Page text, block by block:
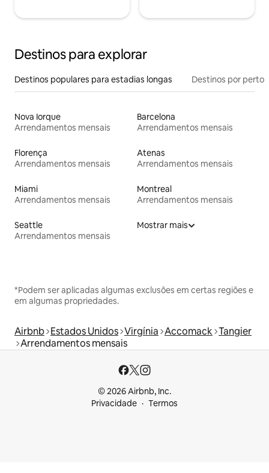
Destinos para explorar
Destinos populares para estadias longas Destinos por perto
Nova Iorque
Arrendamentos mensais
Barcelona
Arrendamentos mensais
Florença
Arrendamentos mensais
Atenas
Arrendamentos mensais
Miami
Arrendamentos mensais
Montreal
Arrendamentos mensais
Seattle
Arrendamentos mensais
Mostrar mais
*Podem ser aplicadas algumas exclusões em certas regiões e
em algumas propriedades.
Airbnb Estados Unidos Virgínia Accomack Tangier
Arrendamentos mensais
© 2026 Airbnb, Inc.
Privacidade
Termos